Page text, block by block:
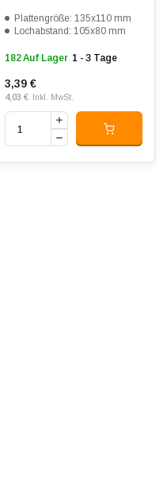
Plattengröße: 135x110 mm
Lochabstand: 105x80 mm
182 Auf Lager 1 - 3 Tage
3,39 €
4,03 € Inkl. MwSt.